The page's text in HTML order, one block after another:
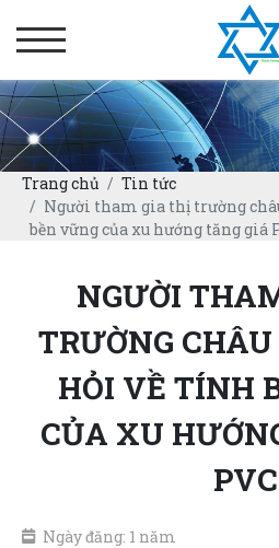
Trang chủ
Tin tức
Người tham gia thị trường
bền vững của xu hướng tăng giá
NGƯỜI
TRƯỜNG
HỎI VỀ TÍNH
CỦA XU
PVC
Ngày đăng: 1 năm